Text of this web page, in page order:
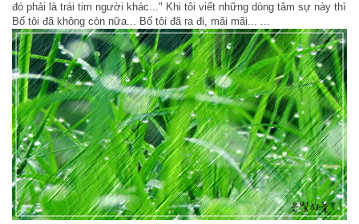
đó phải là trái tim người khác..." Khi tôi viết những dòng tâm sự này thì
Bố tôi đã không còn nữa... Bố tôi đã ra đi, mãi mãi... ...